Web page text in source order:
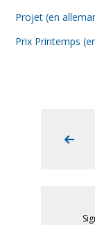
Projet (en
Prix Printemps